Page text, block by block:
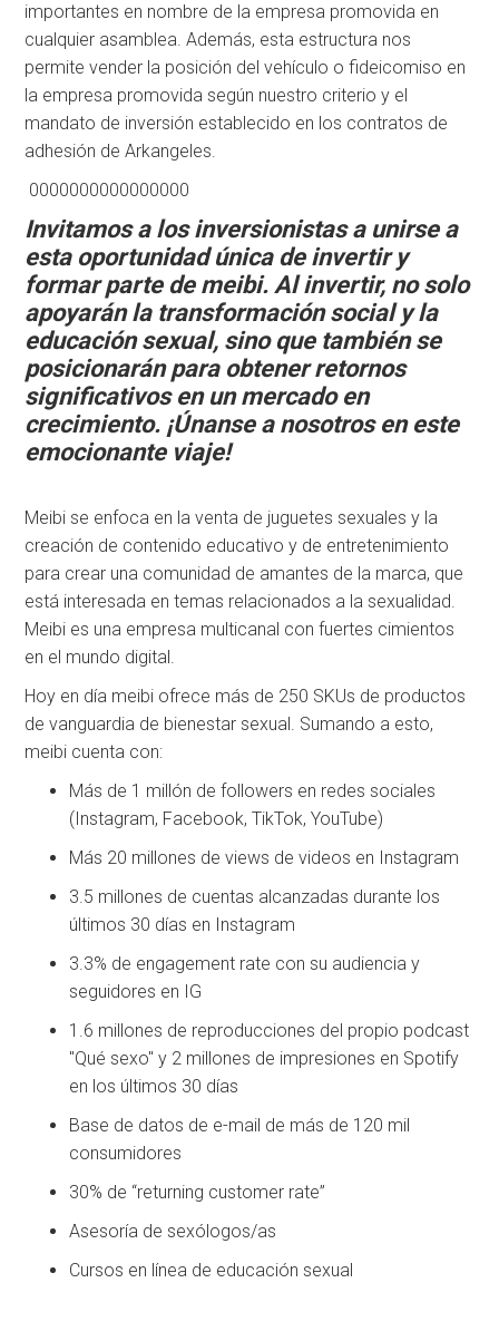
importantes en nombre de la empresa promovida en
cualquier asamblea. Además, esta estructura nos
permite vender la posición del vehículo o fideicomiso en
la empresa promovida según nuestro criterio y el
mandato de inversión establecido en los contratos de
adhesión de Arkangeles.
0000000000000000
Invitamos a los inversionistas a unirse a
esta oportunidad única de invertir y
formar parte de meibi. Al invertir, no solo
apoyarán la transformación social y la
educación sexual, sino que también se
posicionarán para obtener retornos
significativos en un mercado en
crecimiento. ¡Únanse a nosotros en este
emocionante viaje!
Meibi se enfoca en la venta de juguetes sexuales y la
creación de contenido educativo y de entretenimiento
para crear una comunidad de amantes de la marca, que
está interesada en temas relacionados a la sexualidad.
Meibi es una empresa multicanal con fuertes cimientos
en el mundo digital.
Hoy en día meibi ofrece más de 250 SKUs de productos
de vanguardia de bienestar sexual. Sumando a esto,
meibi cuenta con:
Más de 1 millón de followers en redes sociales
(Instagram, Facebook, TikTok, YouTube)
Más 20 millones de views de videos en Instagram
3.5 millones de cuentas alcanzadas durante los
últimos 30 días en Instagram
3.3% de engagement rate con su audiencia y
seguidores en IG
1.6 millones de reproducciones del propio podcast
"Qué sexo" y 2 millones de impresiones en Spotify
en los últimos 30 días
⁠Base de datos de e-mail de más de 120 mil
consumidores
30% de “returning customer rate”
Asesoría de sexólogos/as
Cursos en línea de educación sexual